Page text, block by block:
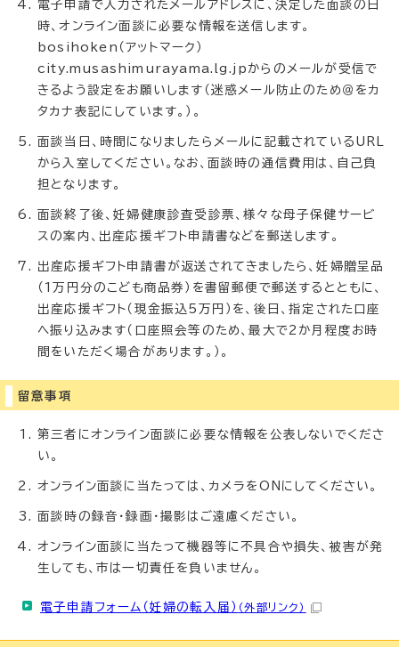
電子申請で入力されたメールアドレスに、決定した面談の日
時、オンライン面談に必要な情報を送信します。
bosihoken（アットマーク）
city.musashimurayama.lg.jpからのメールが受信で
きるよう設定をお願いします（迷惑メール防止のため＠をカ
タカナ表記にしています。）。
面談当日、時間になりましたらメールに記載されているURL
から入室してください。なお、面談時の通信費用は、自己負
担となります。
面談終了後、妊婦健康診査受診票、様々な母子保健サービ
スの案内、出産応援ギフト申請書などを郵送します。
出産応援ギフト申請書が返送されてきましたら、妊婦贈呈品
（1万円分のこども商品券）を書留郵便で郵送するとともに、
出産応援ギフト（現金振込5万円）を、後日、指定された口座
へ振り込みます（口座照会等のため、最大で2か月程度お時
間をいただく場合があります。）。
留意事項
第三者にオンライン面談に必要な情報を公表しないでくださ
い。
オンライン面談に当たっては、カメラをONにしてください。
面談時の録音・録画・撮影はご遠慮ください。
オンライン面談に当たって機器等に不具合や損失、被害が発
生しても、市は一切責任を負いません。
電子申請フォーム（妊婦の転入届） （外部リンク）